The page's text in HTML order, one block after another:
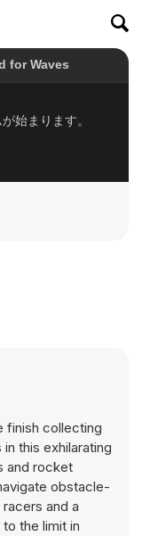
finish collecting
this exhilarating
and rocket
obstacle-
and a
the limit in